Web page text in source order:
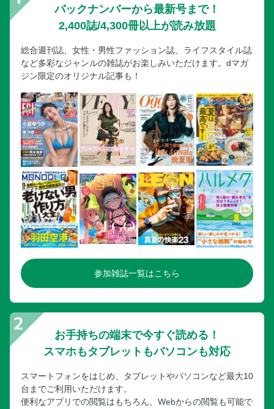
バックナンバーから最新号まで！
2,400誌/4,300冊以上が読み放題
総合週刊誌、女性・男性ファッション誌、ライフスタイル誌
など多彩なジャンルの雑誌がお楽しみいただけます。dマガ
ジン限定のオリジナル記事も！
参加雑誌一覧はこちら
お手持ちの端末で今すぐ読める！
スマホもタブレットもパソコンも対応
スマートフォンをはじめ、タブレットやパソコンなど最大10
台までご利用いただけます。
便利なアプリでの閲覧はもちろん、Webからの閲覧も可能で